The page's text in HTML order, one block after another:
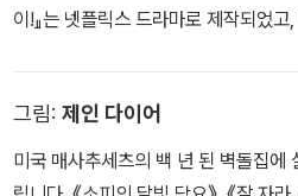
이!』는 넷플릭스 드라마로 제작되었고
히는 것처럼 즐거움을 발산한다. 우아
사를 받았다. 시카고에서 남편과 함
세상을 떠났다.
그림: 제인 다이어
미국 매사추세츠의 백 년 된 벽돌집에